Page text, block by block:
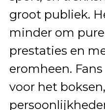
groot publiek.
minder om
prestaties en
eromheen.
voor het